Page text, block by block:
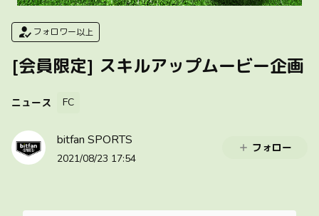
フォロワー以上
[会員限定] スキルアップムービー企画
ニュース FC
bitfan SPORTS
2021/08/23 17:54
フォロー